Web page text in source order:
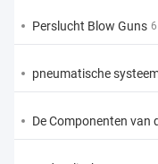
Perslucht Blow Guns 6
pneumatische
De Componenten